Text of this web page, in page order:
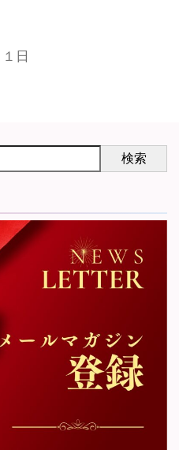
日
検索